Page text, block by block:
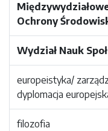
Ochrony
Wydział Nauk
europeistyka/
dyplomacja
filozofia